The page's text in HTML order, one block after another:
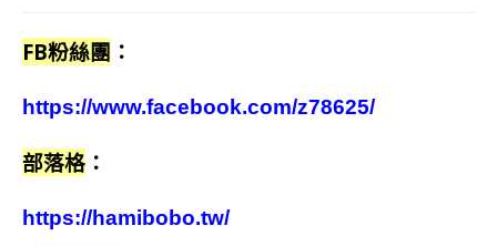
FB粉絲團 ：
https://www.facebook.com/z78625/
部落格 ：
https://hamibobo.tw/